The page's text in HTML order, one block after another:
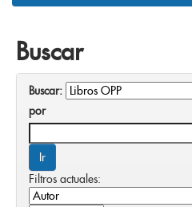
Buscar
Buscar:
por
Filtros actuales: